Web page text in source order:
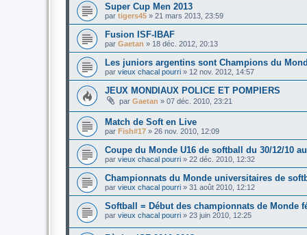
Super Cup Men 2013
par tigers45 » 21 mars 2013, 23:59
Fusion ISF-IBAF
par Gaetan » 18 déc. 2012, 20:13
Les juniors argentins sont Champions du
par vieux chacal pourri » 12 nov. 2012, 14:57
JEUX MONDIAUX POLICE ET POMPIERS
par Gaetan » 07 déc. 2010, 23:21
Match de Soft en Live
par Fish#17 » 26 nov. 2010, 12:09
Coupe du Monde U16 de softball du 30/12/10
par vieux chacal pourri » 22 déc. 2010, 12:32
Championnats du Monde universitaires de
par vieux chacal pourri » 31 août 2010, 12:12
Softball = Début des championnats de Monde
par vieux chacal pourri » 23 juin 2010, 12:25